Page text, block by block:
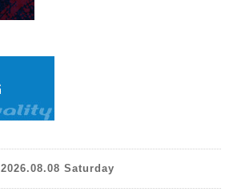
2026.08.08 Saturday